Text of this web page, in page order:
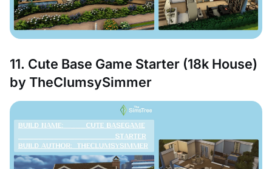
11. Cute Base Game Starter (18k House)
by TheClumsySimmer